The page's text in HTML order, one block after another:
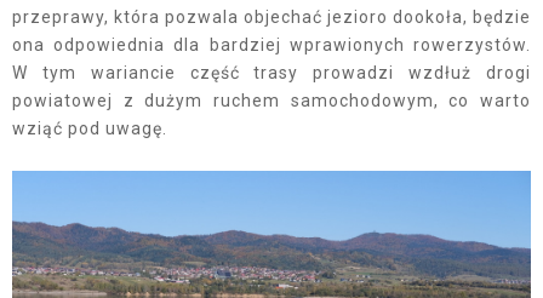
przeprawy, która pozwala objechać jezioro dookoła, będzie
ona odpowiednia dla bardziej wprawionych rowerzystów.
W tym wariancie część trasy prowadzi wzdłuż drogi
powiatowej z dużym ruchem samochodowym, co warto
wziąć pod uwagę.